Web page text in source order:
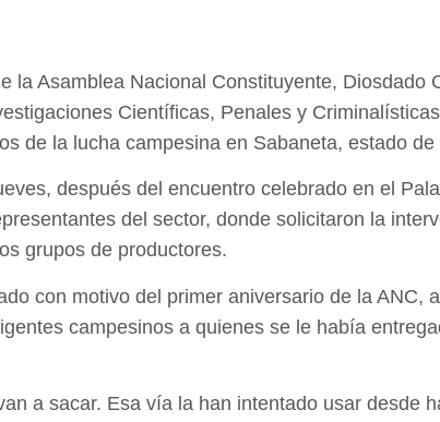
la Asamblea Nacional Constituyente, Diosdado
Científicas, Penales y
de la lucha campesina en Sabaneta, estado de
después del encuentro celebrado en el
del sector, donde solicitaron la
grupos de productores.
con motivo del primer aniversario de la ANC,
campesinos a quienes se le había
a sacar. Esa vía la han intentado usar desde